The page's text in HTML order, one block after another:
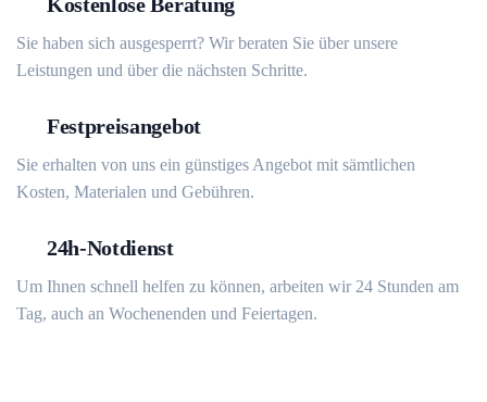
Sie haben sich ausgesperrt? Wir beraten Sie über unsere
Leistungen und über die nächsten Schritte.
Festpreisangebot
Sie erhalten von uns ein günstiges Angebot mit sämtlichen
Kosten, Materialen und Gebühren.
24h-Notdienst
Um Ihnen schnell helfen zu können, arbeiten wir 24 Stunden am
Tag, auch an Wochenenden und Feiertagen.